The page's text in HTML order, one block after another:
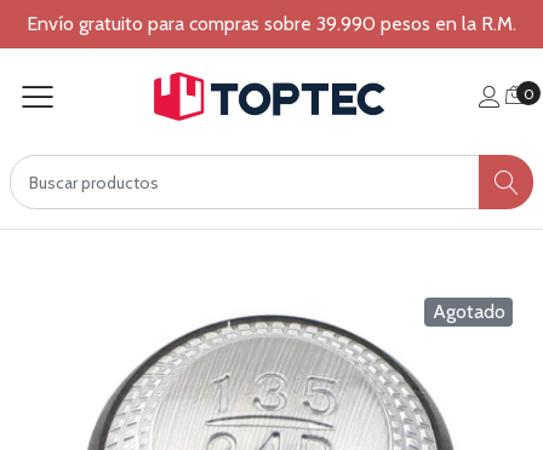
Envío gratuito para compras sobre 39.990 pesos en la R.M.
0
Agotado